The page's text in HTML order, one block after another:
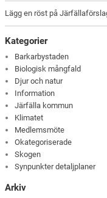
Lägg en röst på
Kategorier
Barkarbystaden
Biologisk mångfald
Djur och natur
Information
Järfälla kommun
Klimatet
Medlemsmöte
Okategoriserade
Skogen
Synpunkter detaljplaner
Arkiv